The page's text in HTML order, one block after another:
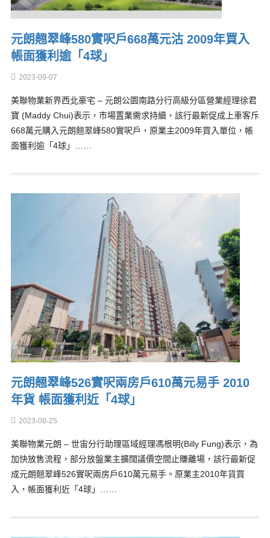
元朗翹翠峰580實呎戶668萬元沽 2009年買入
帳面獲利逾「4球」
2023-09-07
美聯物業新界西北豪宅 – 元朗公園南路分行高級分區營業經理徐君
寶 (Maddy Chui)表示，市場置業需求持續，該行最新促成上車客斥
668萬元購入元朗翹翠峰580實呎戶，原業主2009年買入單位，帳
面獲利逾「4球」……
元朗翹翠峰526實呎兩房戶610萬元易手 2010
年貨 帳面獲利近「4球」
2023-08-25
美聯物業元朗 – 世宙分行助理區域經理馮根明(Billy Fung)表示，為
加快放售流程，部分放盤業主擴闊議價空間止賺離場，該行最新促
成元朗翹翠峰526實呎兩房戶610萬元易手。原業主2010年貨買
入，帳面獲利近「4球」……